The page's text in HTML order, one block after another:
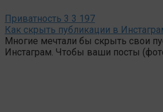
Приватность 3 3 197
Как скрыть публикации в
Многие мечтали бы скрыть свои
Инстаграм. Чтобы ваши посты